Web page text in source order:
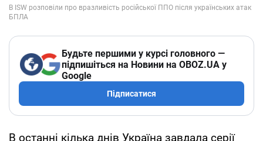
Будьте першими у курсі головного —
підпишіться на Новини на OBOZ.UA у
Google
Підписатися
В останні кілька днів Україна завдала серії